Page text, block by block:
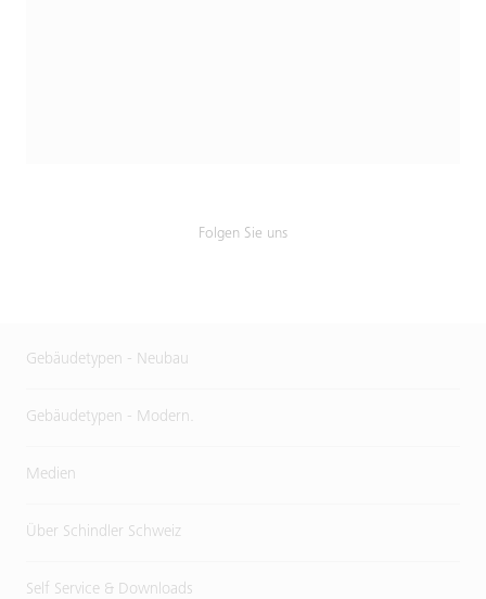
Folgen Sie uns
Gebäudetypen - Neubau
Gebäudetypen - Modern.
Medien
Über Schindler Schweiz
Self Service & Downloads